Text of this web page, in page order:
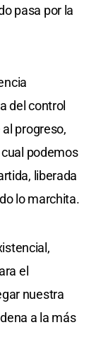
pasa por la
del control
progreso,
podemos
liberada
lo marchita.
el
nuestra
a la más